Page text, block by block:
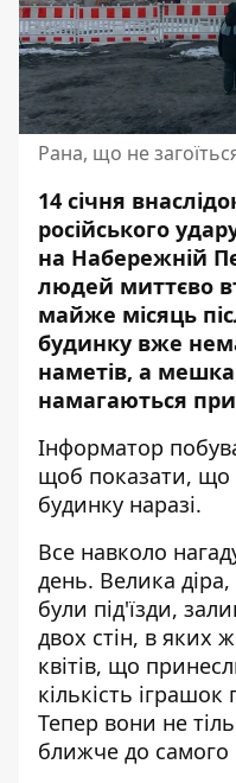
Рана, що не
14 січня
російського
на Набережній
людей миттєво
майже місяць
будинку вже
наметів, а
намагаються
Інформатор
щоб показати, що
будинку наразі.
Все навколо
день. Велика
були під'їзди,
двох стін, в яких
квітів, що
кількість
Тепер вони не
ближче до самого